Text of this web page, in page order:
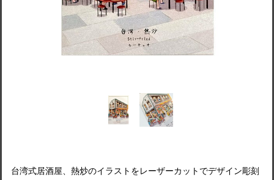
台湾式居酒屋、熱炒のイラストをレーザーカットでデザイン彫刻